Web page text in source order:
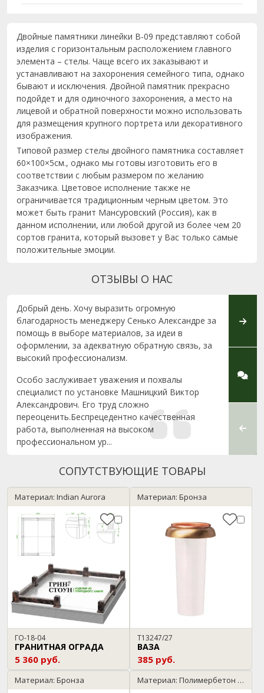
Двойные памятники линейки B-09 представляют собой
изделия с горизонтальным расположением главного
элемента – стелы. Чаще всего их заказывают и
устанавливают на захоронения семейного типа, однако
бывают и исключения. Двойной памятник прекрасно
подойдет и для одиночного захоронения, а место на
лицевой и обратной поверхности можно использовать
для размещения крупного портрета или декоративного
изображения.
Типовой размер стелы двойного памятника составляет
60×100×5см., однако мы готовы изготовить его в
соответствии с любым размером по желанию
Заказчика. Цветовое исполнение также не
ограничивается традиционным черным цветом. Это
может быть гранит Мансуровский (Россия), как в
данном исполнении, или любой другой из более чем 20
сортов гранита, который вызовет у Вас только самые
положительные эмоции.
ОТЗЫВЫ О НАС
Добрый день. Хочу выразить огромную
благодарность менеджеру Сенько Александре за
помощь в выборе материалов, за идеи в
оформлении, за адекватную обратную связь, за
высокий профессионализм.
Особо заслуживает уважения и похвалы
специалист по установке Машницкий Виктор
Александрович. Его труд сложно
переоценить.Беспрецедентно качественная
работа, выполненная на высоком
профессиональном ур...
точно
СОПУТСТВУЮЩИЕ ТОВАРЫ
Материал: Indian Aurora
ГО-18-04
ГРАНИТНАЯ ОГРАДА
5 360 руб.
Материал: Бронза
T13247/27
ВАЗА
385 руб.
Материал: Бронза Материал: Полимербетон / бронза